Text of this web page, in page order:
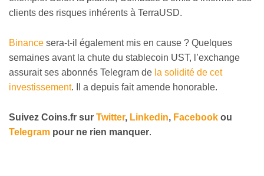
clients des risques inhérents à TerraUSD.
Binance sera-t-il également mis en cause ? Quelques
semaines avant la chute du stablecoin UST, l’exchange
assurait ses abonnés Telegram de la solidité de cet
investissement. Il a depuis fait amende honorable.
Suivez Coins.fr sur Twitter, Linkedin, Facebook ou
Telegram pour ne rien manquer.